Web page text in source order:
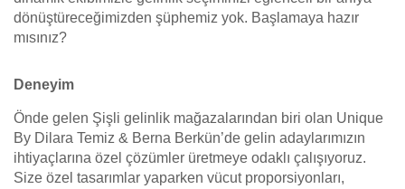
dönüştüreceğimizden şüphemiz yok. Başlamaya hazır
mısınız?
Deneyim
Önde gelen Şişli gelinlik mağazalarından biri olan Unique
By Dilara Temiz & Berna Berkün’de gelin adaylarımızın
ihtiyaçlarına özel çözümler üretmeye odaklı çalışıyoruz.
Size özel tasarımlar yaparken vücut proporsiyonları,